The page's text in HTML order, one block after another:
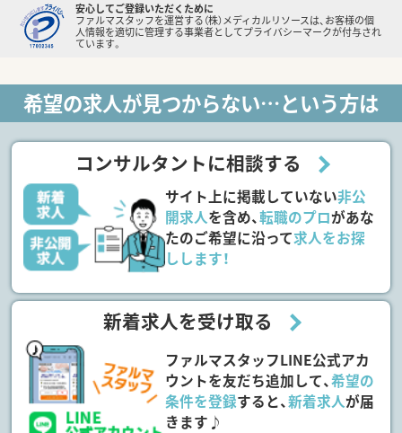
安心してご登録いただくために
ファルマスタッフを運営する（株）メディカルリソースは、お客様の個
人情報を適切に管理する事業者としてプライバシーマークが付与され
ています。
希望の求人が見つからない…という方は
コンサルタントに相談する
サイト上に掲載していない非公
開求人を含め、転職のプロがあな
たのご希望に沿って求人をお探
しします！
新着求人を受け取る
ファルマスタッフLINE公式アカ
ウントを友だち追加して、希望の
条件を登録すると、新着求人が届
きます♪